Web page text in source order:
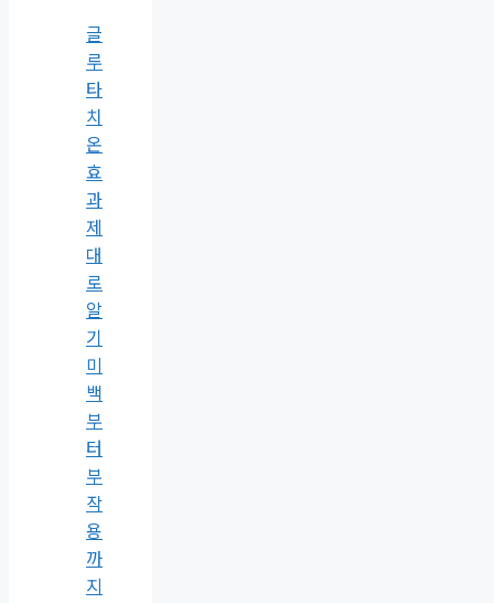
글
루
타
치
온
효
과
제
대
로
알
기
미
백
부
터
부
작
용
까
지